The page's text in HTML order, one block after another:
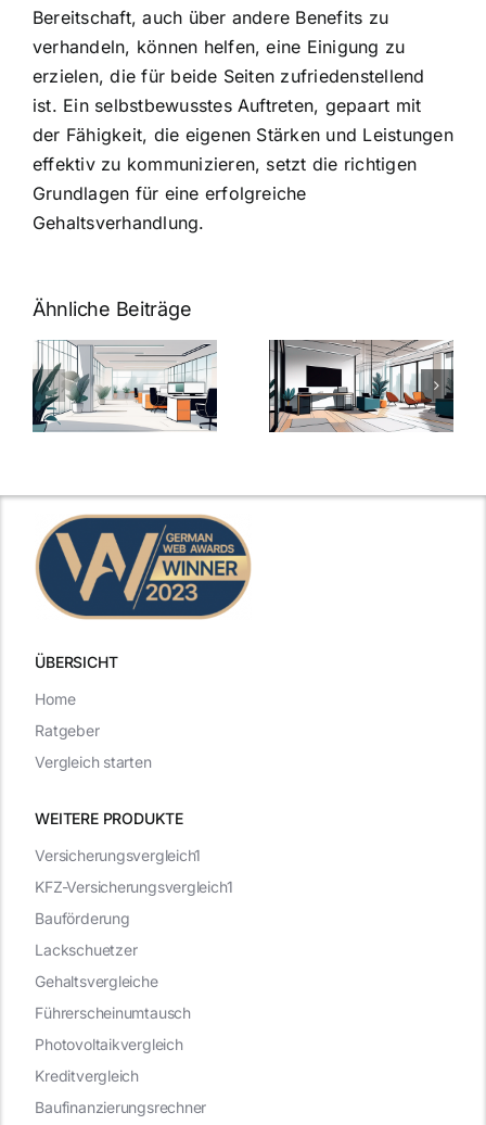
Bereitschaft, auch über andere Benefits zu
verhandeln, können helfen, eine Einigung zu
erzielen, die für beide Seiten zufriedenstellend
ist. Ein selbstbewusstes Auftreten, gepaart mit
der Fähigkeit, die eigenen Stärken und Leistungen
effektiv zu kommunizieren, setzt die richtigen
Grundlagen für eine erfolgreiche
Gehaltsverhandlung.
Ähnliche Beiträge
Arbeitgeber-
Zusatzleistungen:
5
inspirierende
Warum
bei
Arbeitgebern
ÜBERSICHT
WEITERE PRODUKTE
Versicherungsvergleich1
KFZ-Versicherungsvergleich1
Bauförderung
Lackschuetzer
Gehaltsvergleiche
Führerscheinumtausch
Photovoltaikvergleich
Kreditvergleich
Baufinanzierungsrechner
Home
Ratgeber
Vergleich starten